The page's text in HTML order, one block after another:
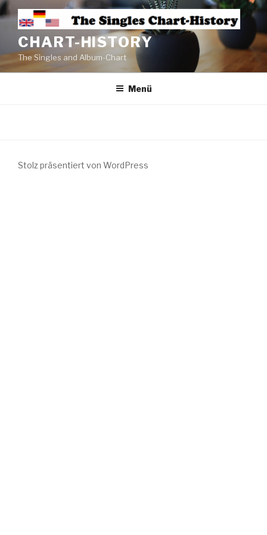
CHART-HISTORY
The Singles and Album-Chart
Menü
Stolz präsentiert von WordPress